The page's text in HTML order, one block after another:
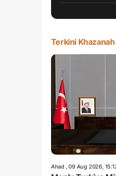
Terkini Khazanah
Ahad , 09 Aug 2026,